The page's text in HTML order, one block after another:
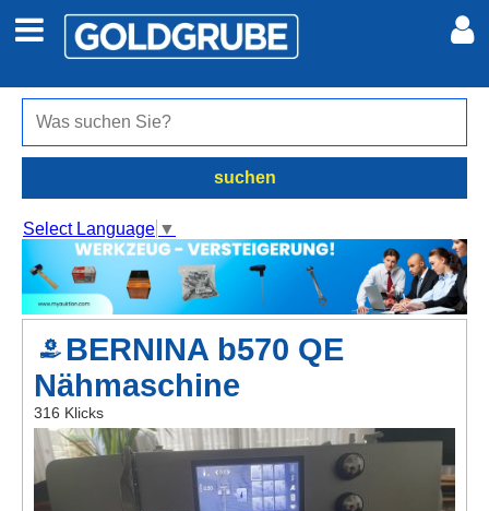
Auto + Motor
Jobs
Marktplatz
Erotik
Auktionen
jetzt inserieren
Meine Inserate
Anmelden
suchen
Select Language ▼
BERNINA b570 QE
Nähmaschine
316 Klicks